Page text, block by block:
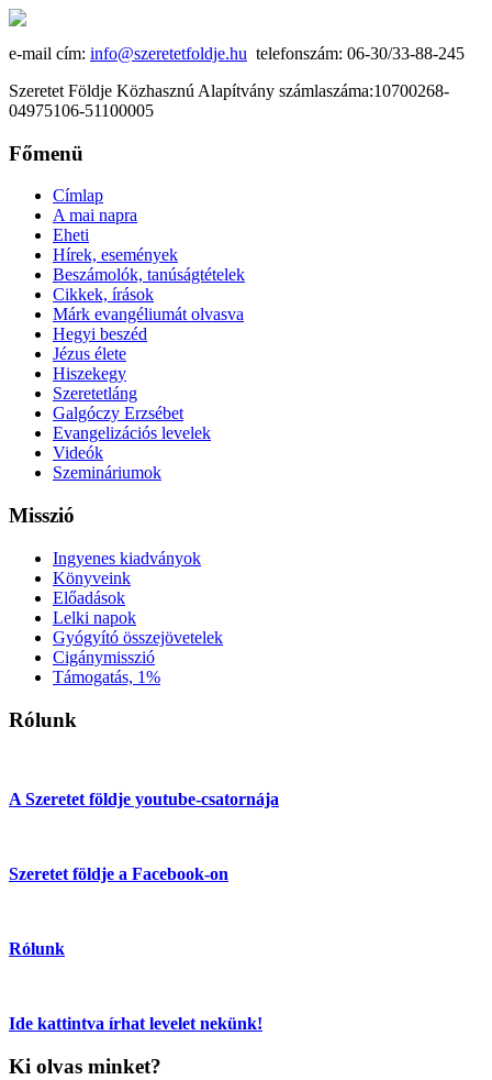
e-mail cím: info@szeretetfoldje.hu telefonszám: 06-30/33-88-245
Szeretet Földje Közhasznú Alapítvány számlaszáma:10700268-
04975106-51100005
Főmenü
Címlap
A mai napra
Eheti
Hírek, események
Beszámolók, tanúságtételek
Cikkek, írások
Márk evangéliumát olvasva
Hegyi beszéd
Jézus élete
Hiszekegy
Szeretetláng
Galgóczy Erzsébet
Evangelizációs levelek
Videók
Szemináriumok
Misszió
Ingyenes kiadványok
Könyveink
Előadások
Lelki napok
Gyógyító összejövetelek
Cigánymisszió
Támogatás, 1%
Rólunk
A Szeretet földje youtube-csatornája
Szeretet földje a Facebook-on
Rólunk
Ide kattintva írhat levelet nekünk!
Ki olvas minket?